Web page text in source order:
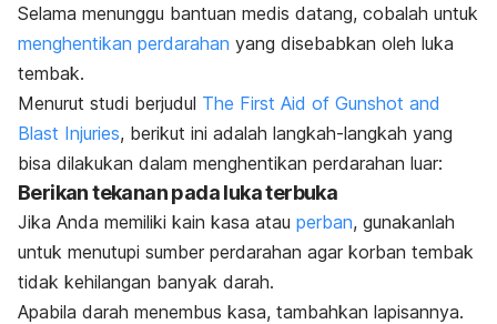
Selama menunggu bantuan medis datang, cobalah untuk
menghentikan perdarahan yang disebabkan oleh luka
tembak.
Menurut studi berjudul The First Aid of Gunshot and
Blast Injuries, berikut ini adalah langkah-langkah yang
bisa dilakukan dalam menghentikan perdarahan luar:
Berikan tekanan pada luka terbuka
Jika Anda memiliki kain kasa atau perban, gunakanlah
untuk menutupi sumber perdarahan agar korban tembak
tidak kehilangan banyak darah.
Apabila darah menembus kasa, tambahkan lapisannya.